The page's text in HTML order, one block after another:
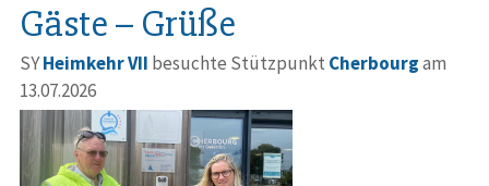
Gäste – Grüße
SYHeimkehr VII besuchte Stützpunkt Cherbourgam
13.07.2026